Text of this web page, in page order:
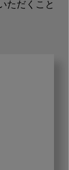
ただくこと